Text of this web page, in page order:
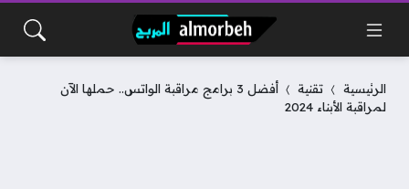
الرئيسية تقنية
أفضل 3 برامج مراقبة الواتس.. حملها الآن
لمراقبة الأبناء 2024